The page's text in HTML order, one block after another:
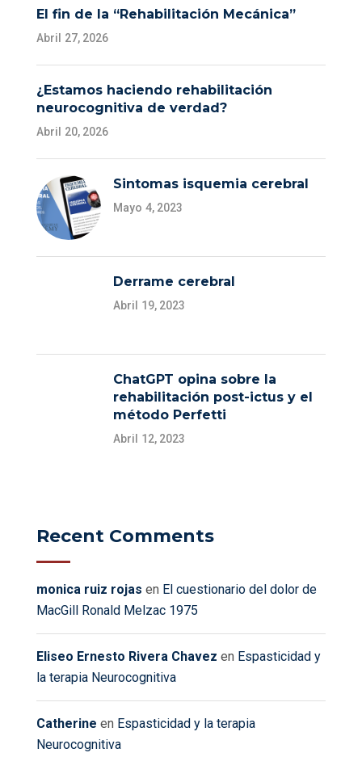
El fin de la “Rehabilitación Mecánica”
Abril 27, 2026
¿Estamos haciendo rehabilitación
neurocognitiva de verdad?
Abril 20, 2026
Sintomas isquemia cerebral
Mayo 4, 2023
Derrame cerebral
Abril 19, 2023
ChatGPT opina sobre la
rehabilitación post-ictus y el
método Perfetti
Abril 12, 2023
Recent Comments
monica ruiz rojas en El cuestionario del dolor de
MacGill Ronald Melzac 1975
Eliseo Ernesto Rivera Chavez en Espasticidad y
la terapia Neurocognitiva
Catherine en Espasticidad y la terapia
Neurocognitiva